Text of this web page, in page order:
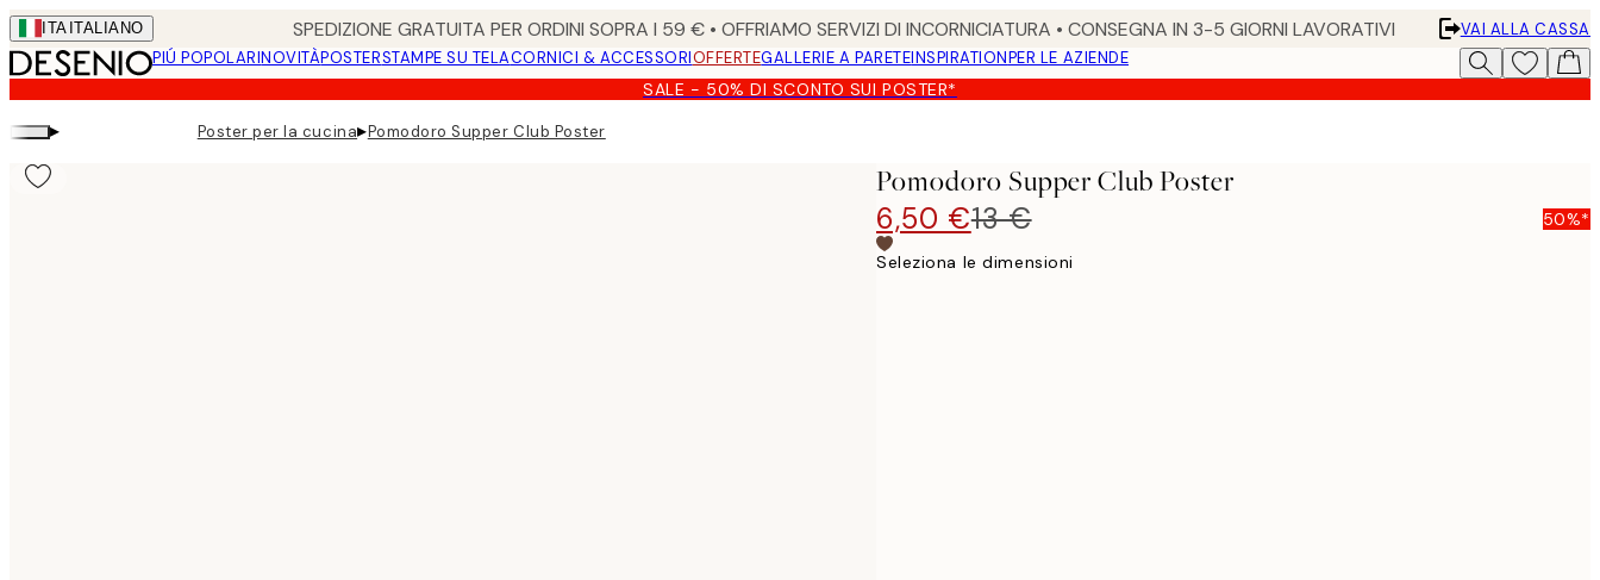
Skip
to
main
content.
ITA ITALIANO SPEDIZIONE GRATUITA PER ORDINI SOPRA I 59 € • OFFRIAMO SERVIZI DI INCORNICIATURA • CONSEGNA IN 3-5 GIORNI LAVORATIVI
VAI ALLA CASSA
PIÚ POPOLARINOVITÀPOSTERSTAMPE SU TELACORNICI & ACCESSORIOFFERTEGALLERIE A PARETEINSPIRATIONPER LE AZIENDE
SALE - 50% DI SCONTO SUI POSTER*
▸ Poster per la cucina▸Pomodoro Supper Club Poster
Pomodoro Supper Club Poster
6,50 €13 € 50%*
Seleziona le dimensioni